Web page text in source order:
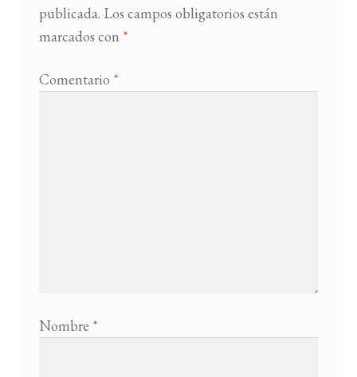
publicada. Los campos obligatorios están
marcados con *
Comentario *
Nombre *